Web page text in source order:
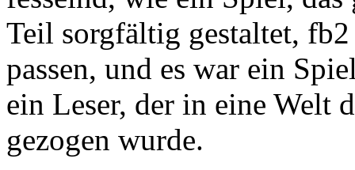
Teil sorgfältig gestaltet,
passen, und es war ein
ein Leser, der in eine Welt
gezogen wurde.